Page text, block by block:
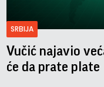
SRBIJA
Vučić najavio
će da prate plate